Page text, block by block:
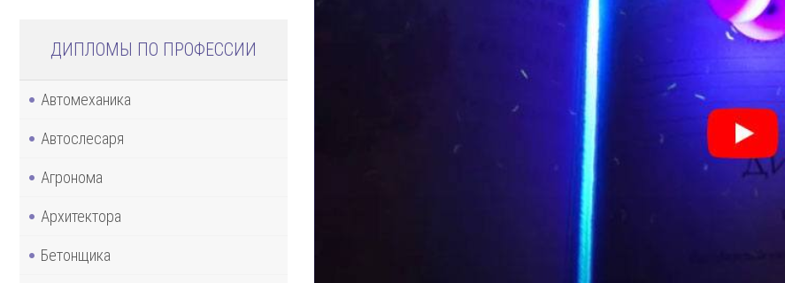
ДИПЛОМЫ ПО ПРОФЕССИИ
Автомеханика
Автослесаря
Агронома
Архитектора
Бетонщика